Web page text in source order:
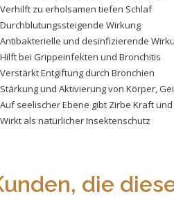
Verhilft zu erholsamen tiefen Schlaf
Durchblutungssteigende Wirkung
Antibakterielle und desinfizierende
Hilft bei Grippeinfekten und Bronchitis
Verstärkt Entgiftung durch Bronchien
Stärkung und Aktivierung von Körper,
Auf seelischer Ebene gibt Zirbe Kraft
Wirkt als natürlicher Insektenschutz
die